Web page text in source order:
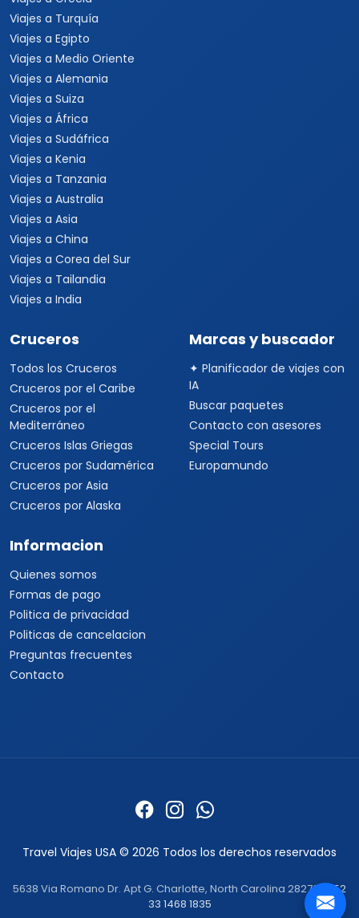
Viajes a Turquía
Viajes a Egipto
Viajes a Medio Oriente
Viajes a Alemania
Viajes a Suiza
Viajes a África
Viajes a Sudáfrica
Viajes a Kenia
Viajes a Tanzania
Viajes a Australia
Viajes a Asia
Viajes a China
Viajes a Corea del Sur
Viajes a Tailandia
Viajes a India
Cruceros
Todos los Cruceros
Cruceros por el Caribe
Cruceros por el
Mediterráneo
Cruceros Islas Griegas
Cruceros por Sudamérica
Cruceros por Asia
Cruceros por Alaska
Marcas y buscador
✦ Planificador de viajes con
IA
Buscar paquetes
Contacto con asesores
Special Tours
Europamundo
Informacion
Quienes somos
Formas de pago
Politica de privacidad
Politicas de cancelacion
Preguntas frecuentes
Contacto
Travel Viajes USA © 2026 Todos los derechos reservados
5638 Via Romano Dr. Apt G. Charlotte, North Carolina 28270 · +52
33 1468 1835